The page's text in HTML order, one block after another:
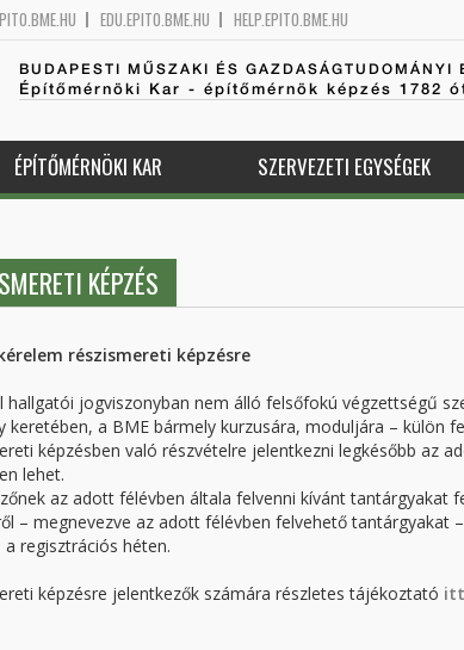
EDU.EPITO.BME.HU HELP.EPITO.BME.HU
BUDAPESTI MŰSZAKI ÉS GAZDASÁGTUDOMÁNYI
Építőmérnöki Kar - építőmérnök képzés 1782
ÉPÍTŐMÉRNÖKI KAR SZERVEZETI EGYSÉGEK
KÉPZÉS
részismereti képzésre
hallgatói jogviszonyban nem álló felsőfokú végzettségű
keretében, a BME bármely kurzusára, moduljára – külön
képzésben való részvételre jelentkezni legkésőbb az
lehet.
az adott félévben általa felvenni kívánt tantárgyakat
– megnevezve az adott félévben felvehető tantárgyakat
a regisztrációs héten.
képzésre jelentkezők számára részletes tájékoztató